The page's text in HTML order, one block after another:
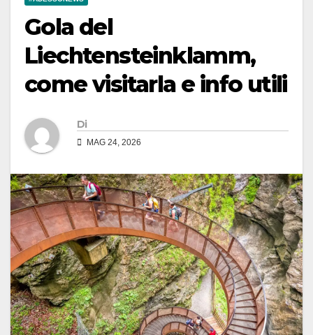
Gola del
Liechtensteinklamm,
come visitarla e info utili
Di
MAG 24, 2026